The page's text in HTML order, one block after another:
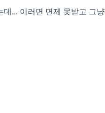
,,, 이러면 면제 못받고 그냥